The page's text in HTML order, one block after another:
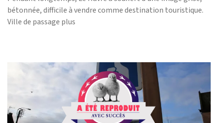
bétonnée, difficile à vendre comme destination touristique.
Ville de passage plus